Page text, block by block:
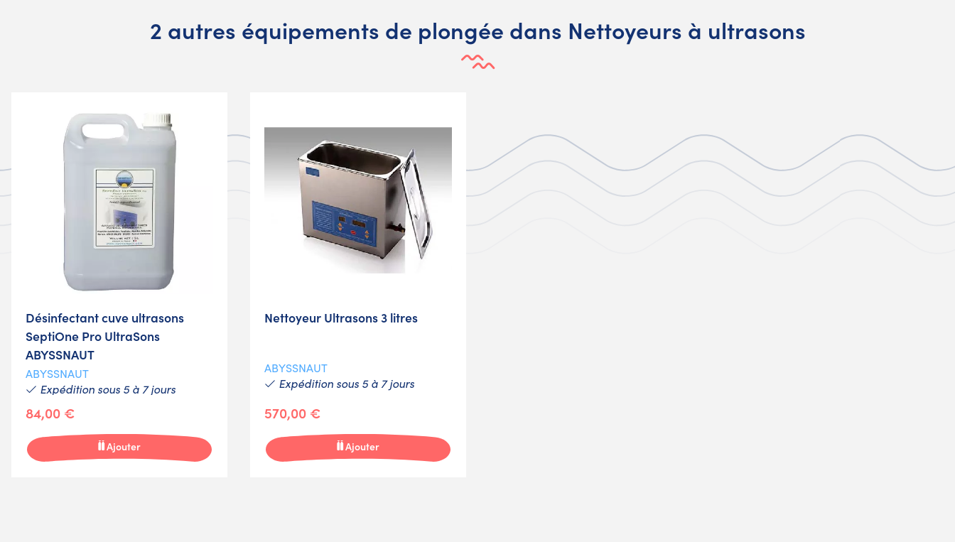
2 autres équipements de plongée dans Nettoyeurs à ultrasons
Désinfectant cuve ultrasons
SeptiOne Pro UltraSons
ABYSSNAUT
ABYSSNAUT
Expédition sous 5 à 7 jours
84,00 €
Ajouter
Nettoyeur Ultrasons 3 litres
ABYSSNAUT
Expédition sous 5 à 7 jours
570,00 €
Ajouter